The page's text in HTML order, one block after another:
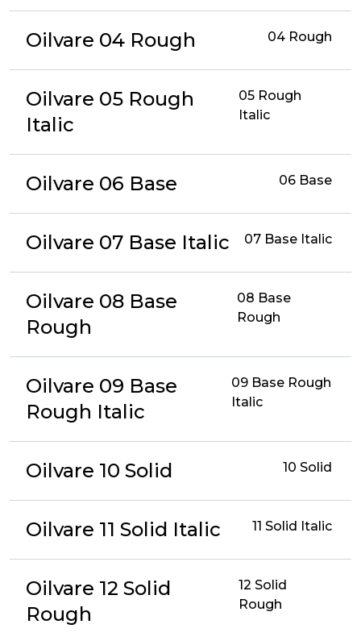
Oilvare 04 Rough 04 Rough
Oilvare 05 Rough
Italic
05 Rough
Italic
Oilvare 06 Base 06 Base
Oilvare 07 Base Italic 07 Base Italic
Oilvare 08 Base
Rough
08 Base
Rough
Oilvare 09 Base
Rough Italic
09 Base Rough
Italic
Oilvare 10 Solid 10 Solid
Oilvare 11 Solid Italic 11 Solid Italic
Oilvare 12 Solid
Rough
12 Solid
Rough